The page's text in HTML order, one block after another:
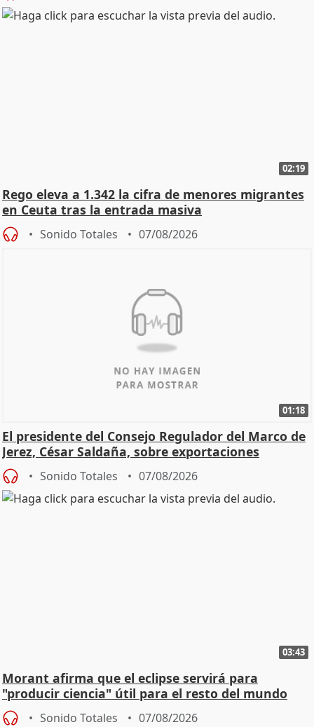
02:19
Rego eleva a 1.342 la cifra de menores migrantes
en Ceuta tras la entrada masiva
Sonido Totales 07/08/2026
01:18
El presidente del Consejo Regulador del Marco de
Jerez, César Saldaña, sobre exportaciones
Sonido Totales 07/08/2026
03:43
Morant afirma que el eclipse servirá para
"producir ciencia" útil para el resto del mundo
Sonido Totales 07/08/2026